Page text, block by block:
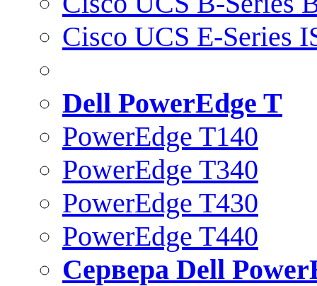
Cisco UCS E-Series
Dell PowerEdge T
PowerEdge T140
PowerEdge T340
PowerEdge T430
PowerEdge T440
Сервера Dell